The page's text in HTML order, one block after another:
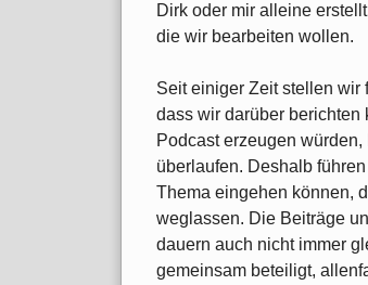
Dirk oder mir alleine
die wir bearbeiten wollen.
Seit einiger Zeit stellen wir
dass wir darüber berichten
Podcast erzeugen
überlaufen. Deshalb
Thema eingehen können,
weglassen. Die Beiträge
dauern auch nicht immer
gemeinsam beteiligt,